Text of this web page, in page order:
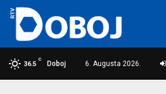
36.5
C
Doboj 6. Augusta 2026.